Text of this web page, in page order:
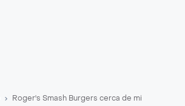
Roger's Smash Burgers cerca de mi